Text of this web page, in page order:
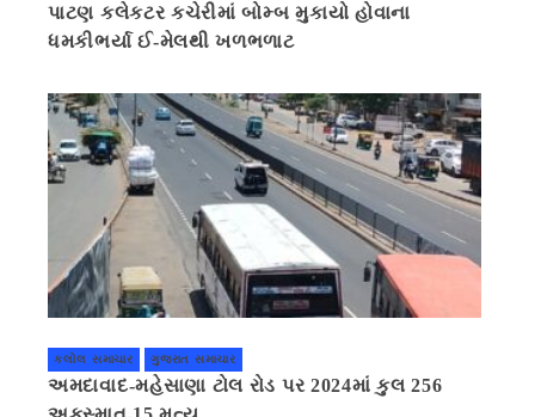
પાટણ કલેકટર કચેરીમાં બોમ્બ મુકાયો હોવાના
ધમકીભર્યા ઈ-મેલથી ખળભળાટ
કલોલ સમાચાર ગુજરાત સમાચાર
અમદાવાદ-મહેસાણા ટોલ રોડ પર 2024માં કુલ 256